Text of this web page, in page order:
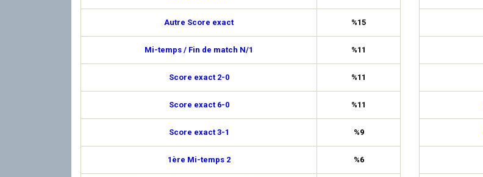
Autre Score exact %15
Mi-temps / Fin de match N/1 %11
Score exact 2-0 %11
Score exact 6-0 %11
Score exact 3-1 %9
1ère Mi-temps 2 %6